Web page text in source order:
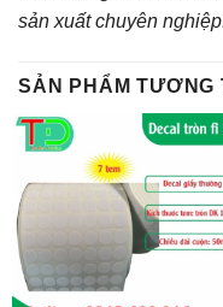
sản xuất chuyên
SẢN PHẨM TƯƠNG